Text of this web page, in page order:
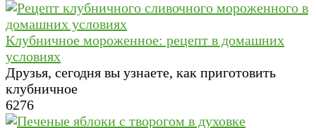
Клубничное мороженное: рецепт в домашних
условиях
Друзья, сегодня вы узнаете, как приготовить
клубничное
6276